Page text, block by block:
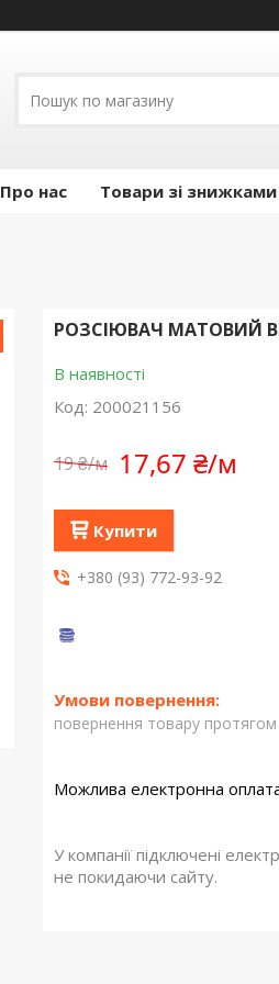
Про нас Товари зі знижками
РОЗСІЮВАЧ МАТОВИЙ
В наявності
Код: 200021156
19 ₴/м 17,67 ₴/м
Купити
+380 (93) 772-93-92
повернення товару протягом
У компанії підключені
не покидаючи сайту.